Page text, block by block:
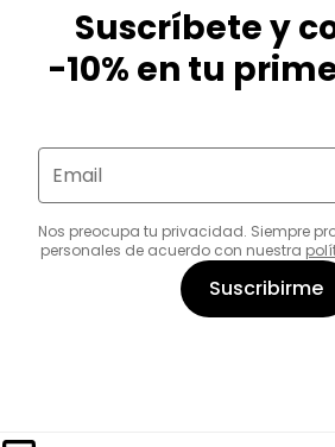
Suscríbete y
-10% en tu
Email
Nos preocupa tu privacidad. Siempre
personales de acuerdo con nuestra
Suscribirme